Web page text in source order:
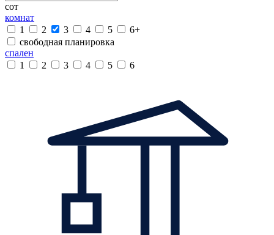
сот
комнат
1
2 3 4 5
6+
свободная планировка
спален
1
2 3 4 5 6